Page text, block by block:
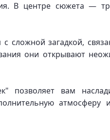
В центре сюжета —
с сложной загадкой,
они открывают
позволяет вам